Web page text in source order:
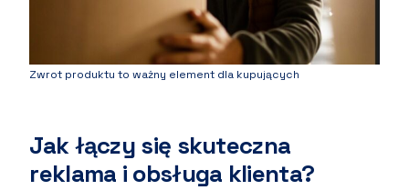
Zwrot produktu to ważny element dla kupujących
Jak łączy się skuteczna
reklama i obsługa klienta?